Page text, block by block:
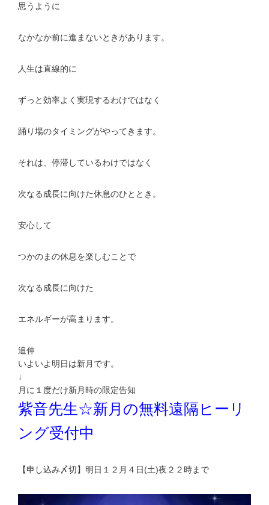
思うように
なかなか前に進まないときがあります。
人生は直線的に
ずっと効率よく実現するわけではなく
踊り場のタイミングがやってきます。
それは、停滞しているわけではなく
次なる成長に向けた休息のひととき。
安心して
つかのまの休息を楽しむことで
次なる成長に向けた
エネルギーが高まります。
追伸
いよいよ明日は新月です。
↓
月に１度だけ新月時の限定告知
紫音先生☆新月の無料遠隔ヒーリ
ング受付中
【申し込み〆切】明日１２月４日(土)夜２２時まで